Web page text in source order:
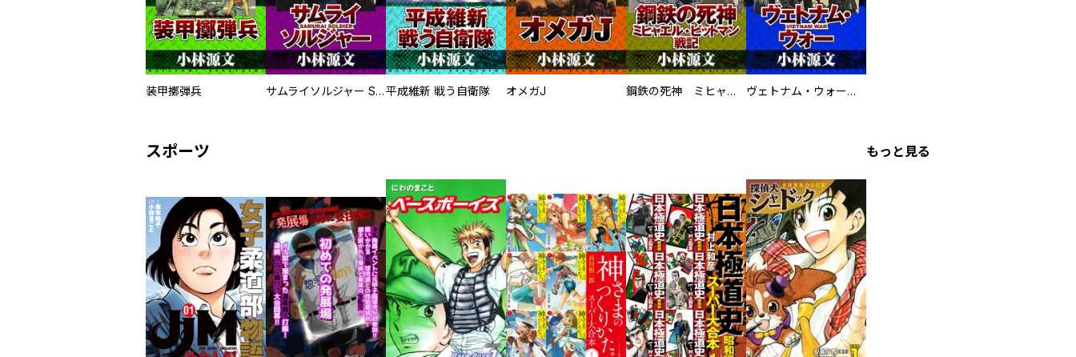
装甲擲弾兵 サムライソルジャー SAMURAI SOLDIER平成維新 戦う自衛隊 オメガJ 鋼鉄の死神 ミヒャエル・ビットマン戦記 ヴェトナム・ウォー VIETNAM WAR
スポーツ もっと見る